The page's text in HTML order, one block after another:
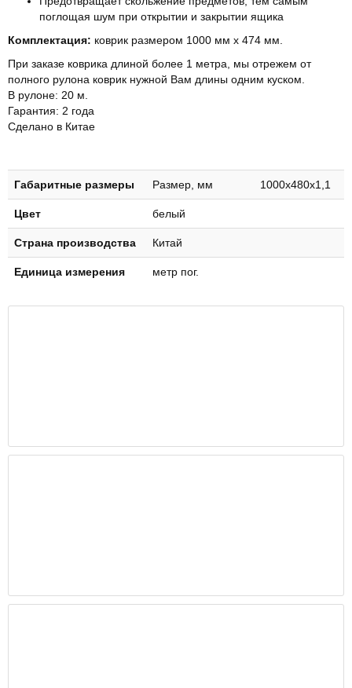
поглощая шум при открытии и закрытии ящика
Комплектация: коврик размером 1000 мм х 474 мм.
При заказе коврика длиной более 1 метра, мы отрежем от
полного рулона коврик нужной Вам длины одним куском.
В рулоне: 20 м.
Гарантия: 2 года
Сделано в Китае
Габаритные размеры Размер, мм 1000х480х1,1
Цвет белый
Страна производства Китай
Единица измерения метр пог.